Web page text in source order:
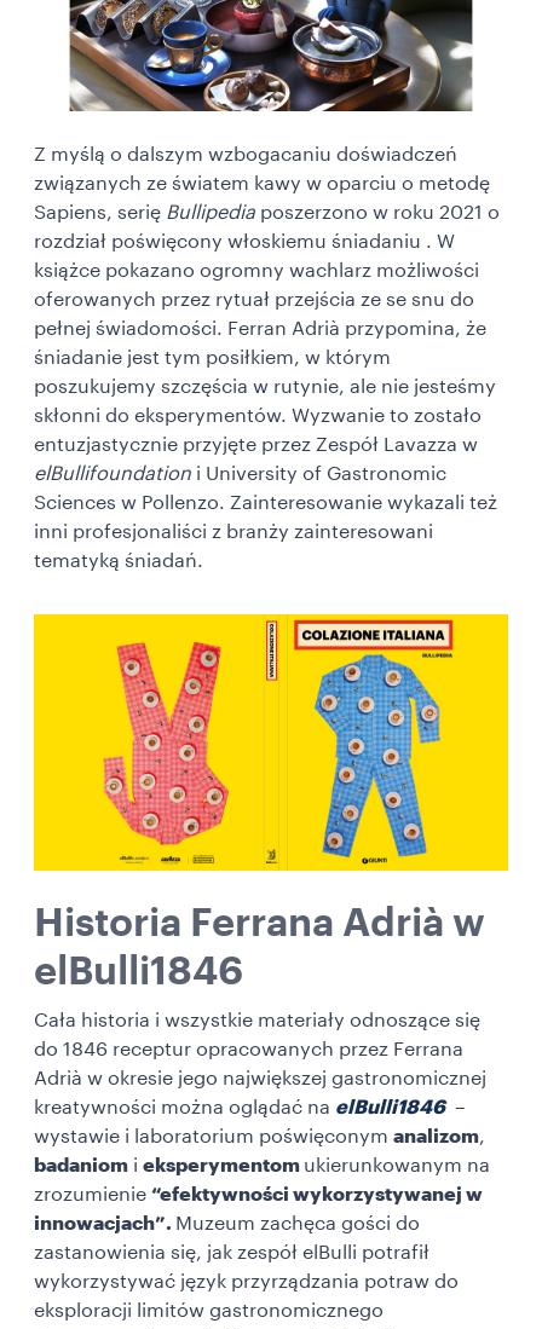
Z myślą o dalszym wzbogacaniu doświadczeń
związanych ze światem kawy w oparciu o metodę
Sapiens, serię Bullipedia poszerzono w roku 2021 o
rozdział poświęcony włoskiemu śniadaniu . W
książce pokazano ogromny wachlarz możliwości
oferowanych przez rytuał przejścia ze se snu do
pełnej świadomości. Ferran Adrià przypomina, że
śniadanie jest tym posiłkiem, w którym
poszukujemy szczęścia w rutynie, ale nie jesteśmy
skłonni do eksperymentów. Wyzwanie to zostało
entuzjastycznie przyjęte przez Zespół Lavazza w
elBullifoundation i University of Gastronomic
Sciences w Pollenzo. Zainteresowanie wykazali też
inni profesjonaliści z branży zainteresowani
tematyką śniadań.
Historia Ferrana Adrià w
elBulli1846
Cała historia i wszystkie materiały odnoszące się
do 1846 receptur opracowanych przez Ferrana
Adrià w okresie jego największej gastronomicznej
kreatywności można oglądać na elBulli1846–
wystawie i laboratorium poświęconym analizom,
badaniom i eksperymentom ukierunkowanym na
zrozumienie “efektywności wykorzystywanej w
innowacjach”. Muzeum zachęca gości do
zastanowienia się, jak zespół elBulli potrafił
wykorzystywać język przyrządzania potraw do
eksploracji limitów gastronomicznego